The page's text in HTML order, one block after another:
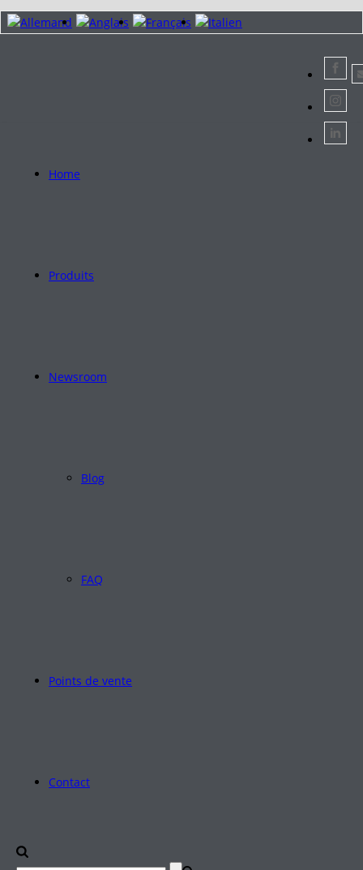
Home
Produits
Newsroom
Blog
FAQ
Points de vente
Contact